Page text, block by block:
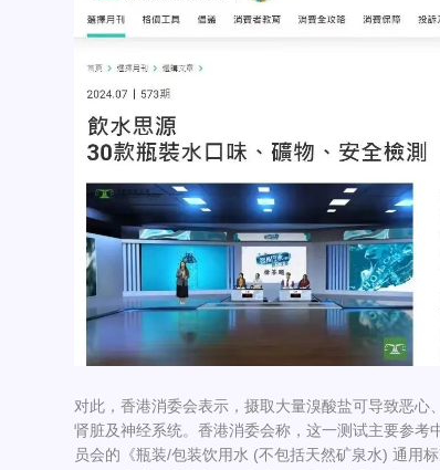
对此，香港消委会表示，摄取大量溴酸盐可导致恶
肾脏及神经系统。香港消委会称，这一测试主要参
员会的《瓶装/包装饮用水 (不包括天然矿泉水) 通用